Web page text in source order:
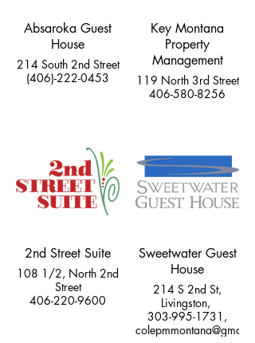
Absaroka Guest
House
214 South 2nd Street
(406)-222-0453
Key Montana
Property
Management
119 North 3rd Street
406-580-8256
2nd Street Suite
108 1/2, North 2nd
Street
406-220-9600
Sweetwater Guest
House
214 S 2nd St,
Livingston,
303-995-1731,